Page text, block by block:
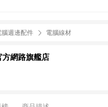
腦週邊配件 電腦線材
網路旗艦店